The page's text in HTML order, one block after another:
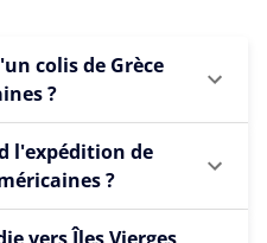
colis de Grèce
?
l'expédition de
?